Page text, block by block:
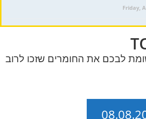
Friday,
לבכם את החומרים שזכו לרוב